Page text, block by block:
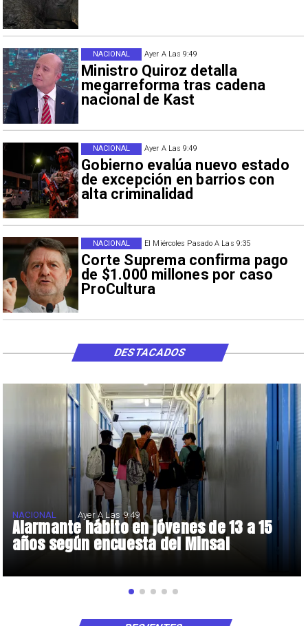
Ayer A Las 9:49
Ministro Quiroz detalla
megarreforma tras cadena
nacional de Kast
NACIONAL
Ayer A Las 9:49
Gobierno evalúa nuevo estado
de excepción en barrios con
alta criminalidad
NACIONAL
El Miércoles Pasado A Las 9:35
Corte Suprema confirma pago
de $1.000 millones por caso
ProCultura
NACIONAL
Alarmante hábito en jóvenes de 13 a 15
años según encuesta del Minsal
NACIONAL Ayer A Las 9:49
DESTACADOS